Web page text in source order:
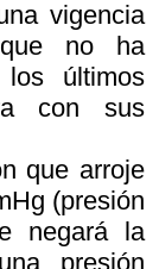
vigencia
no ha
los últimos
con sus
que arroje
(presión
negará la
presión